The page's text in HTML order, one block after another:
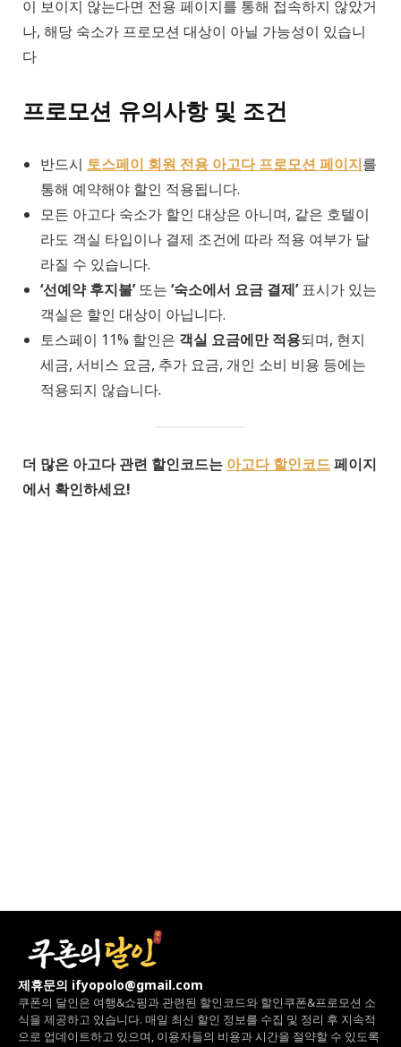
이 보이지 않는다면 전용 페이지를 통해 접속하지 않았거
나, 해당 숙소가 프로모션 대상이 아닐 가능성이 있습니
다
프로모션 유의사항 및 조건
반드시 토스페이 회원 전용 아고다 프로모션 페이지를
통해 예약해야 할인 적용됩니다.
모든 아고다 숙소가 할인 대상은 아니며, 같은 호텔이
라도 객실 타입이나 결제 조건에 따라 적용 여부가 달
라질 수 있습니다.
‘선예약 후지불’또는 ‘숙소에서 요금 결제’표시가 있는
객실은 할인 대상이 아닙니다.
토스페이 11% 할인은 객실 요금에만 적용되며, 현지
세금, 서비스 요금, 추가 요금, 개인 소비 비용 등에는
적용되지 않습니다.
더 많은 아고다 관련 할인코드는 아고다 할인코드페이지
에서 확인하세요!
제휴문의 ifyopolo@gmail.com
쿠폰의 달인은 여행&쇼핑과 관련된 할인코드와 할인쿠폰&프로모션 소
식을 제공하고 있습니다. 매일 최신 할인 정보를 수집 및 정리 후 지속적
으로 업데이트하고 있으며, 이용자들의 비용과 시간을 절약할 수 있도록